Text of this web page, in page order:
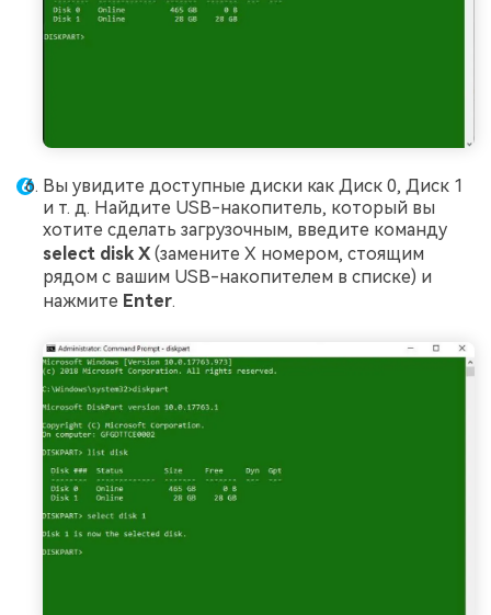
Вы увидите доступные диски как Диск 0, Диск 1
и т. д. Найдите USB-накопитель, который вы
хотите сделать загрузочным, введите команду
select disk X (замените X номером, стоящим
рядом с вашим USB-накопителем в списке) и
нажмите Enter.